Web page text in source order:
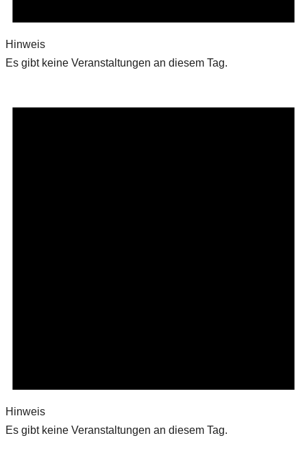
Hinweis
Es gibt keine Veranstaltungen an diesem Tag.
Hinweis
Es gibt keine Veranstaltungen an diesem Tag.